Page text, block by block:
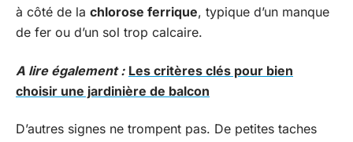
à côté de la chlorose ferrique, typique d’un manque
de fer ou d’un sol trop calcaire.
A lire également : Les critères clés pour bien
choisir une jardinière de balcon
D’autres signes ne trompent pas. De petites taches